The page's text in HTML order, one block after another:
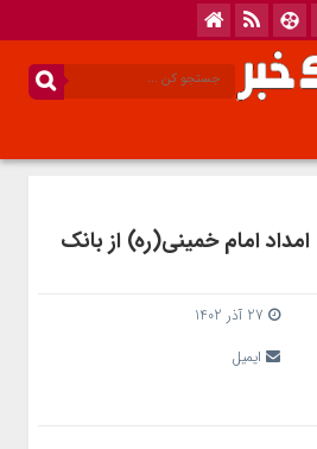
امام خمینی(ره) از بانک
ایمیل